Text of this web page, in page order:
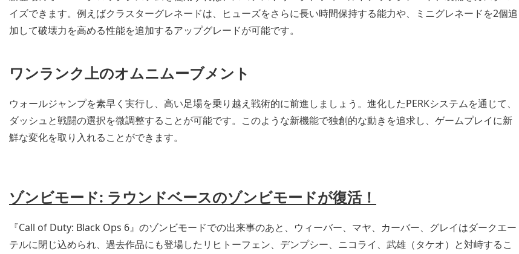
イズできます。例えばクラスターグレネードは、ヒューズをさらに長い時間保持する能力や、ミニグレネードを2個追
加して破壊力を高める性能を追加するアップグレードが可能です。
ワンランク上のオムニムーブメント
ウォールジャンプを素早く実行し、高い足場を乗り越え戦術的に前進しましょう。進化したPERKシステムを通じて、
ダッシュと戦闘の選択を微調整することが可能です。このような新機能で独創的な動きを追求し、ゲームプレイに新
鮮な変化を取り入れることができます。
ゾンビモード: ラウンドベースのゾンビモードが復活！
『Call of Duty: Black Ops 6』のゾンビモードでの出来事のあと、ウィーバー、マヤ、カーバー、グレイはダークエー
テルに閉じ込められ、過去作品にも登場したリヒトーフェン、デンプシー、ニコライ、武雄（タケオ）と対峙するこ